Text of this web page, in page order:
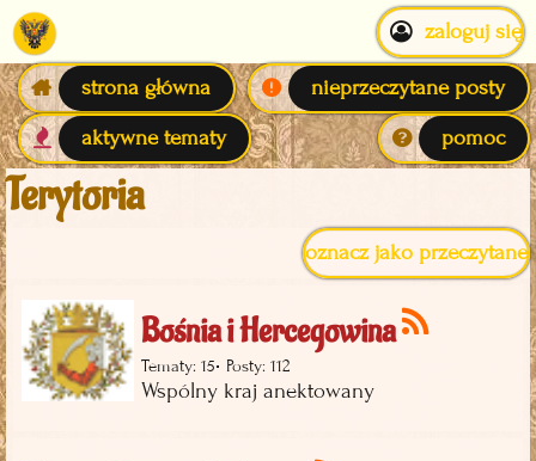
zaloguj się
strona główna
nieprzeczytane posty
aktywne tematy
pomoc
Terytoria
oznacz jako przeczytane
Bośnia i Hercegowina
Tematy: 15• Posty: 112
Wspólny kraj anektowany